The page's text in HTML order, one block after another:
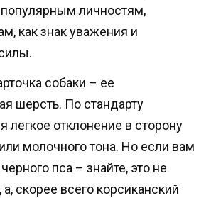
личностям,
как знак уважения и
собаки – ее
шерсть. По стандарту
легкое отклонение в сторону
молочного тона. Но если вам
пса – знайте, это не
а, скорее всего корсиканский